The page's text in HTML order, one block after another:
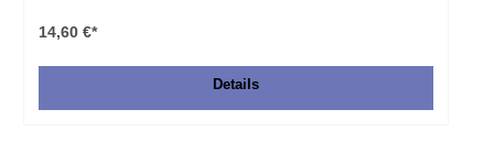
14,60 €*
Details